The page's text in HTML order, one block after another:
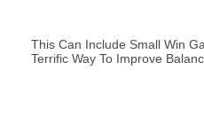
This Can Include Small Win
Terrific Way To Improve